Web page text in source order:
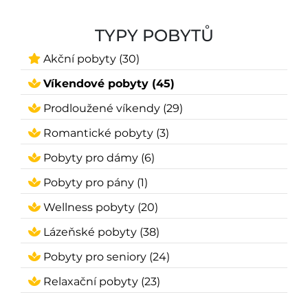
TYPY POBYTŮ
Akční pobyty (30)
Víkendové pobyty (45)
Prodloužené víkendy (29)
Romantické pobyty (3)
Pobyty pro dámy (6)
Pobyty pro pány (1)
Wellness pobyty (20)
Lázeňské pobyty (38)
Pobyty pro seniory (24)
Relaxační pobyty (23)